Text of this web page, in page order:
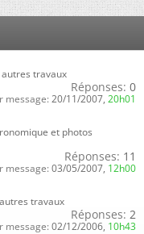
autres travaux
Réponses: 0
message: 20/11/2007, 20h01
et photos
Réponses: 11
message: 03/05/2007, 12h00
travaux
Réponses: 2
message: 02/12/2006, 10h43